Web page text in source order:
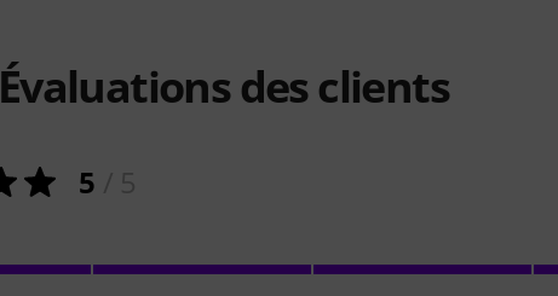
Évaluations des clients
5